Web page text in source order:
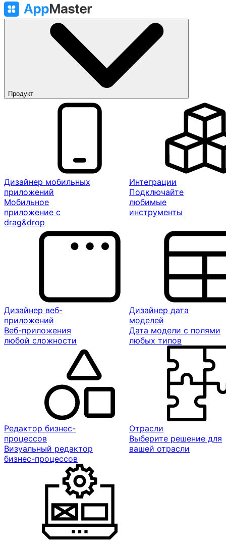
Продукт
Дизайнер мобильных
приложений
Мобильное
приложение с
drag&drop
Интеграции
Подключайте
любимые
инструменты
Дизайнер веб-
приложений
Веб-приложения
любой сложности
Дизайнер дата
моделей
Дата модели с полями
любых типов
Редактор бизнес-
процессов
Визуальный редактор
бизнес-процессов
Отрасли
Выберите решение для
вашей отрасли